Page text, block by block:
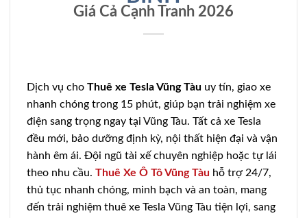
Giá Cả Cạnh Tranh 2026
Dịch vụ cho Thuê xe Tesla Vũng Tàu uy tín, giao xe
nhanh chóng trong 15 phút, giúp bạn trải nghiệm xe
điện sang trọng ngay tại Vũng Tàu. Tất cả xe Tesla
đều mới, bảo dưỡng định kỳ, nội thất hiện đại và vận
hành êm ái. Đội ngũ tài xế chuyên nghiệp hoặc tự lái
theo nhu cầu. Thuê Xe Ô Tô Vũng Tàu hỗ trợ 24/7,
thủ tục nhanh chóng, minh bạch và an toàn, mang
đến trải nghiệm thuê xe Tesla Vũng Tàu tiện lợi, sang